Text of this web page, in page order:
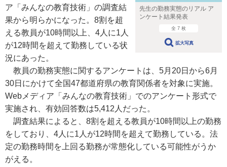
先生の勤務実態のリアル ア
ンケート結果発表
全 7 枚
拡大写真
ア「みんなの教育技術」の調査結
果から明らかになった。8割を超
える教員が10時間以上、4人に1人
が12時間を超えて勤務している状
況にあった。
教員の勤務実態に関するアンケートは、5月20日から6月
30日にかけて全国47都道府県の教育関係者を対象に実施。
Webメディア「みんなの教育技術」でのアンケート形式で
実施され、有効回答数は5,412人だった。
調査結果によると、8割を超える教員が10時間以上の勤務
をしており、4人に1人が12時間を超えて勤務している。法
定の勤務時間を上回る勤務が常態化している可能性がうか
がえる。